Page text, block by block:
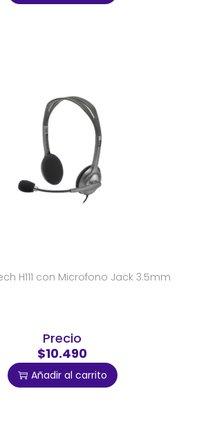
H111 con Microfono Jack 3.5mm
Precio
$10.490
Añadir al carrito